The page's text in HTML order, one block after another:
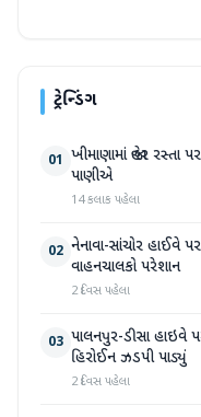
ટ્રેન્ડિંગ
01 ખીમાણામાં જાહેર
પાણીએ
14 કલાક પહેલા
02 નેનાવા-સાંચોર હાઈવે
વાહનચાલકો પરેશાન
2 દિવસ પહેલા
03 પાલનપુર-ડીસા હાઇવે
હિરોઈન ઝડપી પાડ્યું
2 દિવસ પહેલા